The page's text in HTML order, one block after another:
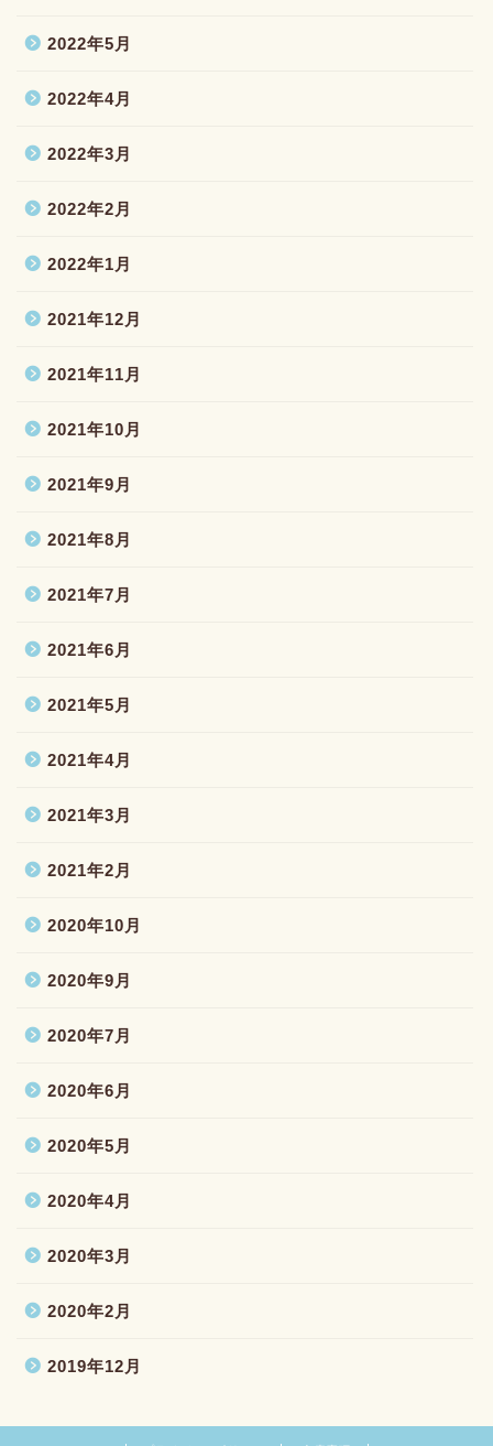
2022年5月
2022年4月
2022年3月
2022年2月
2022年1月
2021年12月
2021年11月
2021年10月
2021年9月
2021年8月
2021年7月
2021年6月
2021年5月
2021年4月
2021年3月
2021年2月
2020年10月
2020年9月
2020年7月
2020年6月
2020年5月
2020年4月
2020年3月
2020年2月
2019年12月